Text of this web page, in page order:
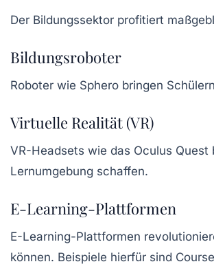
Der Bildungssektor profitiert
Bildungsroboter
Roboter wie Sphero bringen
Virtuelle Realität (VR)
VR-Headsets wie das Oculus Quest
Lernumgebung schaffen.
E-Learning-Plattformen
E-Learning-Plattformen
können. Beispiele hierfür sind